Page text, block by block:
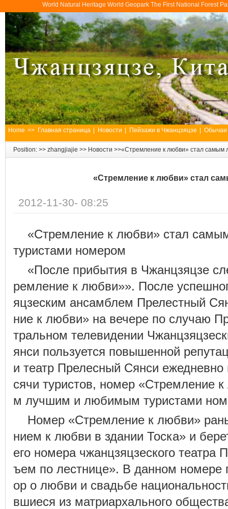
World Natural Heritage World Geopark The First National
Home >> Главная страница Новости Пейзажи в Чжанцзяцзе Обычаи
Position: >> zhangjiajie >> Новости >>«Стремление к любви» стал самым
«Стремление к любви» стал
2012-11-30- 08:25
«Стремление к любви» стал
туристами номером
«После прибытия в Чжанцзяцзе
ремление к любви»». После
яцзеским ансамблем Прелестный
ние к любви» на вечере по случаю
тральном телевидении
янси пользуется повышенной
и театр Прелесный Сянси
сячи туристов, номер «Стремление
м лучшим и любимым туристами
Номер «Стремление к любви»
нием к любви в здании Тоска» и
его номера чжанцзяцзеского
ъем по лестнице». В данном номере
ор о любви и свадьбе
вшиеся из матриархального